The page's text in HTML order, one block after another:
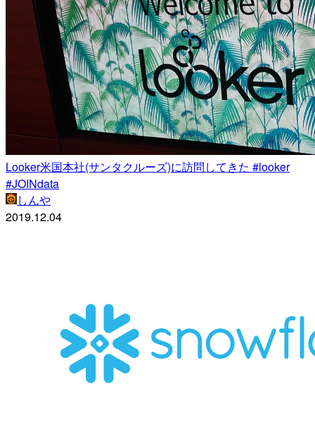
Looker米国本社(サンタクルーズ)に訪問してきた #looker
#JOINdata
しんや
2019.12.04